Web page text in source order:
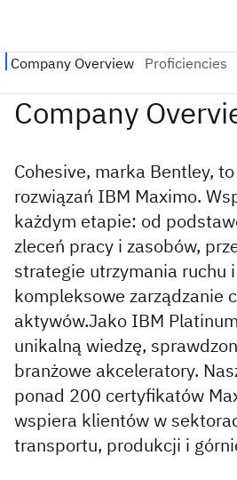
Cohesive, marka Bentley,
rozwiązań IBM Maximo.
każdym etapie: od
zleceń pracy i zasobów,
strategie utrzymania ruchu
kompleksowe zarządzanie
aktywów.Jako IBM
unikalną wiedzę,
branżowe akceleratory.
ponad 200 certyfikatów
wspiera klientów w
transportu, produkcji i